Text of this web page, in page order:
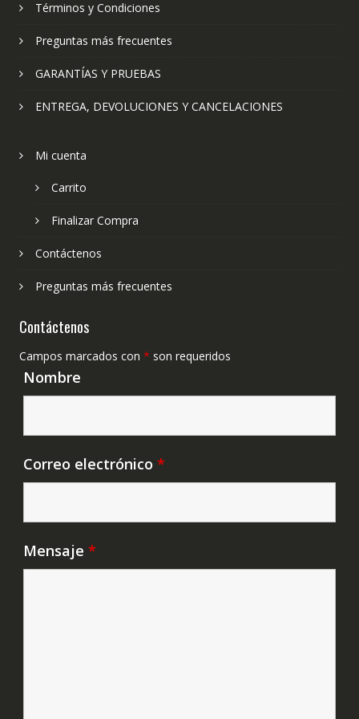
Términos y Condiciones
Preguntas más frecuentes
GARANTÍAS Y PRUEBAS
ENTREGA, DEVOLUCIONES Y CANCELACIONES
Mi cuenta
Carrito
Finalizar Compra
Contáctenos
Preguntas más frecuentes
Contáctenos
Campos marcados con * son requeridos
Nombre
Correo electrónico *
Mensaje *